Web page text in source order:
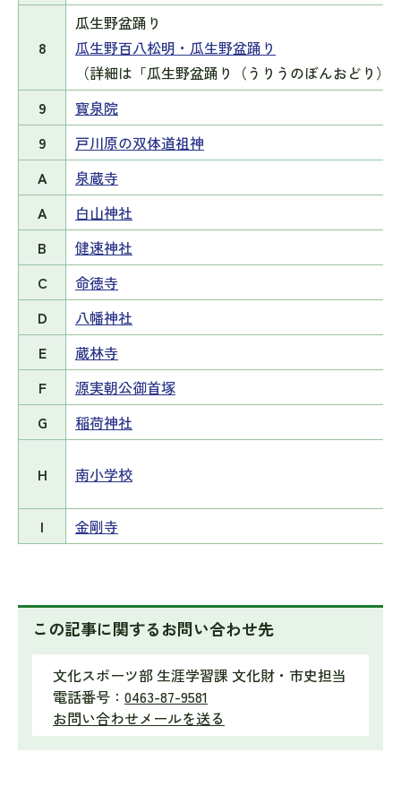
8
瓜生野盆踊り
瓜生野百八松明・瓜生野盆踊り
（詳細は「瓜生野盆踊り（うりうのぼんおどり
9
寳泉院
9
戸川原の双体道祖神
A
泉蔵寺
A
白山神社
B
健速神社
C
命徳寺
D
八幡神社
E
蔵林寺
F
源実朝公御首塚
G
稲荷神社
H 南小学校
I 金剛寺
この記事に関するお問い合わせ先
文化スポーツ部 生涯学習課 文化財・市史担当
電話番号： 0463-87-9581
お問い合わせメールを送る